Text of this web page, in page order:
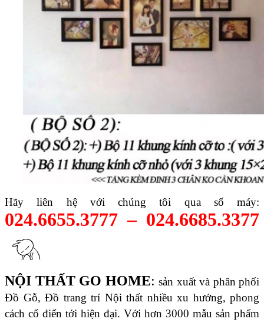
Hãy liên hệ với chúng tôi qua số máy:
024.6655.3777 – 024.6685.3377
NỘI THẤT GO HOME: sản xuất và phân phối
Đồ Gỗ, Đồ trang trí Nội thất nhiều xu hướng, phong
cách cổ điển tới hiện đại. Với hơn 3000 mẫu sản phẩm